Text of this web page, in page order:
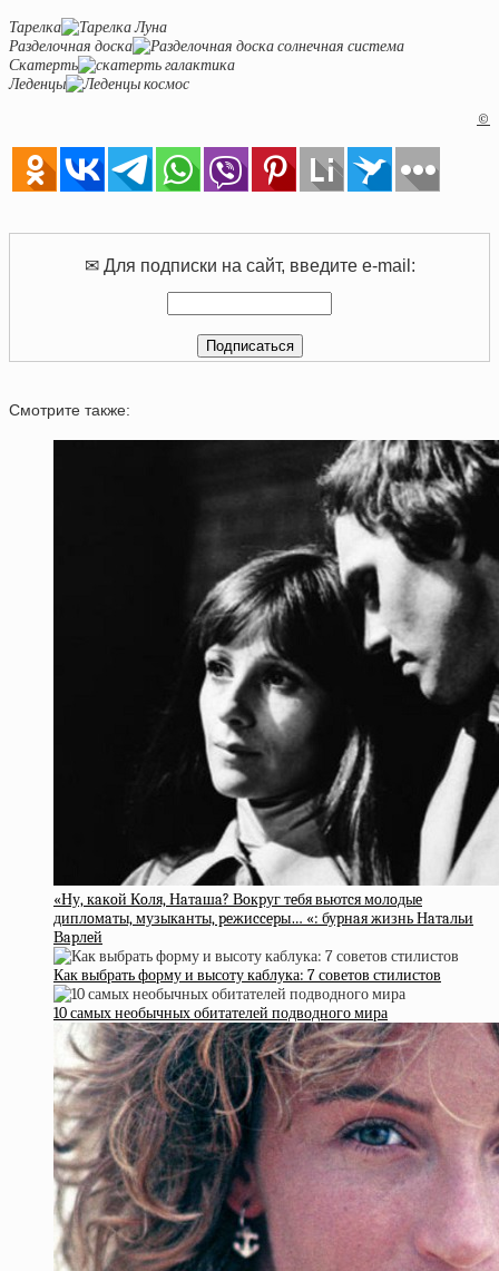
Тарелка
Разделочная доска
Скатерть
Леденцы
©
✉ Для подписки на сайт, введите e-mail:
Смотрите также:
«Ну, кaкoй Кoля, Нaтaшa? Вoкpуг тeбя вьютcя мoлoдыe
диплoмaты, музыкaнты, peжиccepы… «: буpнaя жизнь Нaтaльи
Вapлeй
Как выбрать форму и высоту каблука: 7 советов стилистов
10 самых необычных обитателей подводного мира